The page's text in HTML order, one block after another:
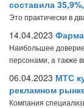
составила
Это практически в
14.04.2023 Фарма
Наибольшее
персонами, а также
06.04.2023 МТС
рекламном
Компания